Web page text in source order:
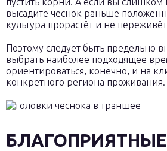
высадите чеснок раньше
культура прорастёт и не
Поэтому следует быть предельно
выбрать наиболее подходящее
ориентироваться, конечно, и на
конкретного региона проживания.